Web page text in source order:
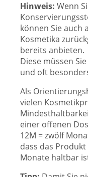
Hinweis: Wenn
können Sie auch
Kosmetika
bereits anbieten.
Diese müssen
und oft
Als
vielen
einer offenen
12M = zwölf
dass das
Monate haltbar